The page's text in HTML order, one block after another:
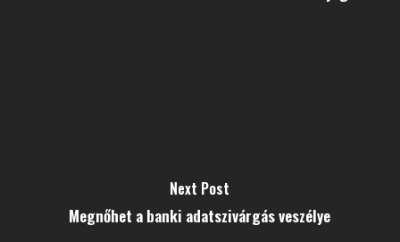
Next Post
Megnőhet a banki adatszivárgás veszélye